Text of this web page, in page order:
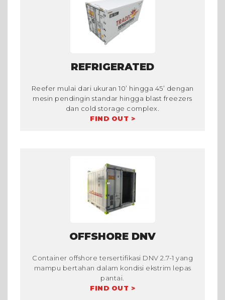
REFRIGERATED
Reefer mulai dari ukuran 10’ hingga 45’ dengan
mesin pendingin standar hingga blast freezers
dan cold storage complex.
FIND OUT >
OFFSHORE DNV
Container offshore tersertifikasi DNV 2.7-1 yang
mampu bertahan dalam kondisi ekstrim lepas
pantai.
FIND OUT >